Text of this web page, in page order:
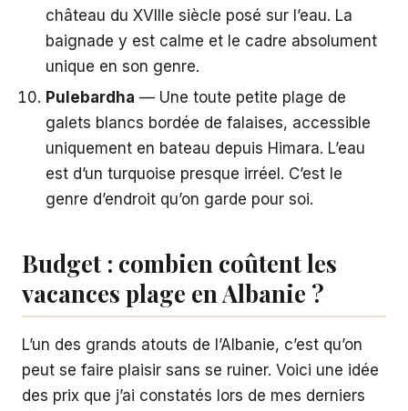
château du XVIIIe siècle posé sur l’eau. La
baignade y est calme et le cadre absolument
unique en son genre.
Pulebardha — Une toute petite plage de
galets blancs bordée de falaises, accessible
uniquement en bateau depuis Himara. L’eau
est d’un turquoise presque irréel. C’est le
genre d’endroit qu’on garde pour soi.
Budget : combien coûtent les
vacances plage en Albanie ?
L’un des grands atouts de l’Albanie, c’est qu’on
peut se faire plaisir sans se ruiner. Voici une idée
des prix que j’ai constatés lors de mes derniers